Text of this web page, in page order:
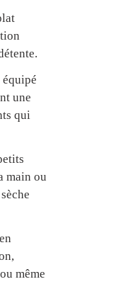
équipé
une
qui
main ou
même